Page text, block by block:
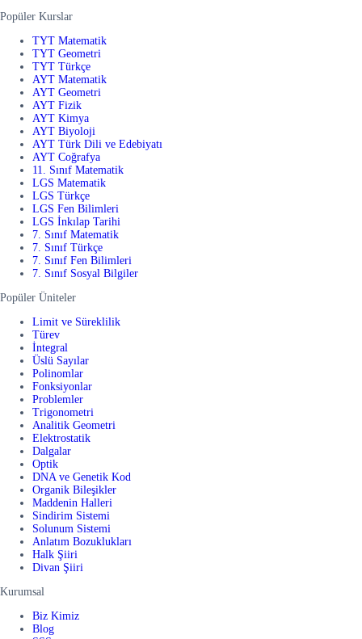
Popüler Kurslar
TYT Matematik
TYT Geometri
TYT Türkçe
AYT Matematik
AYT Geometri
AYT Fizik
AYT Kimya
AYT Biyoloji
AYT Türk Dili ve Edebiyatı
AYT Coğrafya
11. Sınıf Matematik
LGS Matematik
LGS Türkçe
LGS Fen Bilimleri
LGS İnkılap Tarihi
7. Sınıf Matematik
7. Sınıf Türkçe
7. Sınıf Fen Bilimleri
7. Sınıf Sosyal Bilgiler
Popüler Üniteler
Limit ve Süreklilik
Türev
İntegral
Üslü Sayılar
Polinomlar
Fonksiyonlar
Problemler
Trigonometri
Analitik Geometri
Elektrostatik
Dalgalar
Optik
DNA ve Genetik Kod
Organik Bileşikler
Maddenin Halleri
Sindirim Sistemi
Solunum Sistemi
Anlatım Bozuklukları
Halk Şiiri
Divan Şiiri
Kurumsal
Biz Kimiz
Blog